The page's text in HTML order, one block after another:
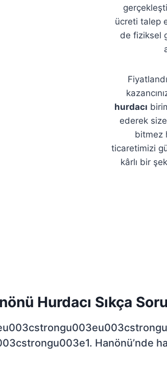
ücreti talep
de fiziksel
hurdacı
ederek
bitmez
ticaretimizi
kârlı bir
Hurdacı Sıkça
Hanönü’nde